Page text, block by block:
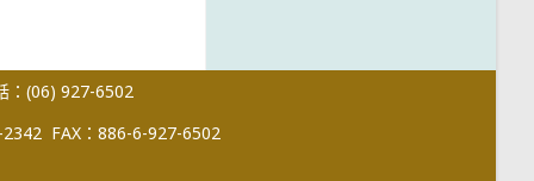
：(06) 927-6502
FAX：886-6-927-6502